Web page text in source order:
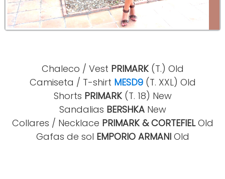
Chaleco / Vest PRIMARK(T.) Old
Camiseta / T-shirt MESD9(T. XXL) Old
Shorts PRIMARK (T. 18) New
Sandalias BERSHKANew
Collares / Necklace PRIMARK & CORTEFIELOld
Gafas de sol EMPORIO ARMANI Old